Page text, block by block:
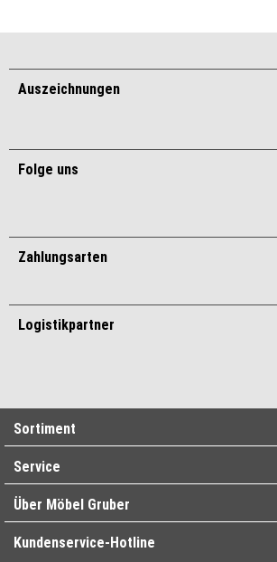
Auszeichnungen
Folge uns
Zahlungsarten
Logistikpartner
Sortiment
Service
Über Möbel Gruber
Kundenservice-Hotline